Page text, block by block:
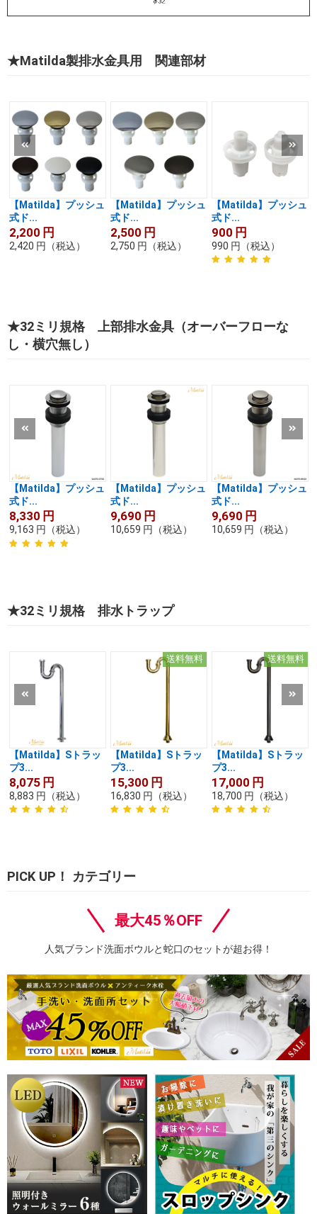
★Matilda製排水金具用 関連部材
【Matilda】プッシュ
式ド...
2,200 円
2,420 円 （税込）
【Matilda】プッシュ
式ド...
2,500 円
2,750 円 （税込）
【Matilda】プッシュ
式ド...
900 円
990 円 （税込）
★32ミリ規格 上部排水金具（オーバーフローな
し・横穴無し）
【Matilda】プッシュ
式ド...
8,330 円
9,163 円 （税込）
【Matilda】プッシュ
式ド...
9,690 円
10,659 円 （税込）
【Matilda】プッシュ
式ド...
9,690 円
10,659 円 （税込）
★32ミリ規格 排水トラップ
【Matilda】Sトラッ
プ3...
8,075 円
8,883 円 （税込）
送料無料
【Matilda】Sトラッ
プ3...
15,300 円
16,830 円 （税込）
送料無料
【Matilda】Sトラッ
プ3...
17,000 円
18,700 円 （税込）
PICK UP！ カテゴリー
最大45％OFF
人気ブランド洗面ボウルと蛇口のセットが超お得！